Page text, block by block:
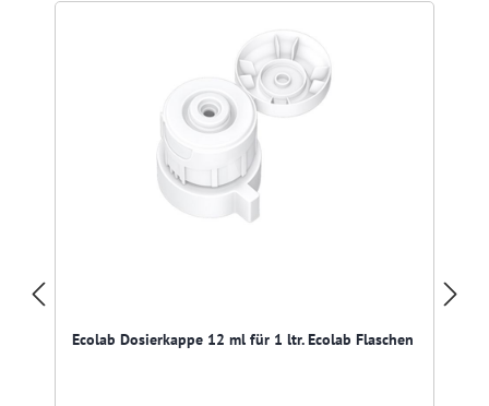
Ecolab Dosierkappe 12 ml für 1 ltr. Ecolab Flaschen